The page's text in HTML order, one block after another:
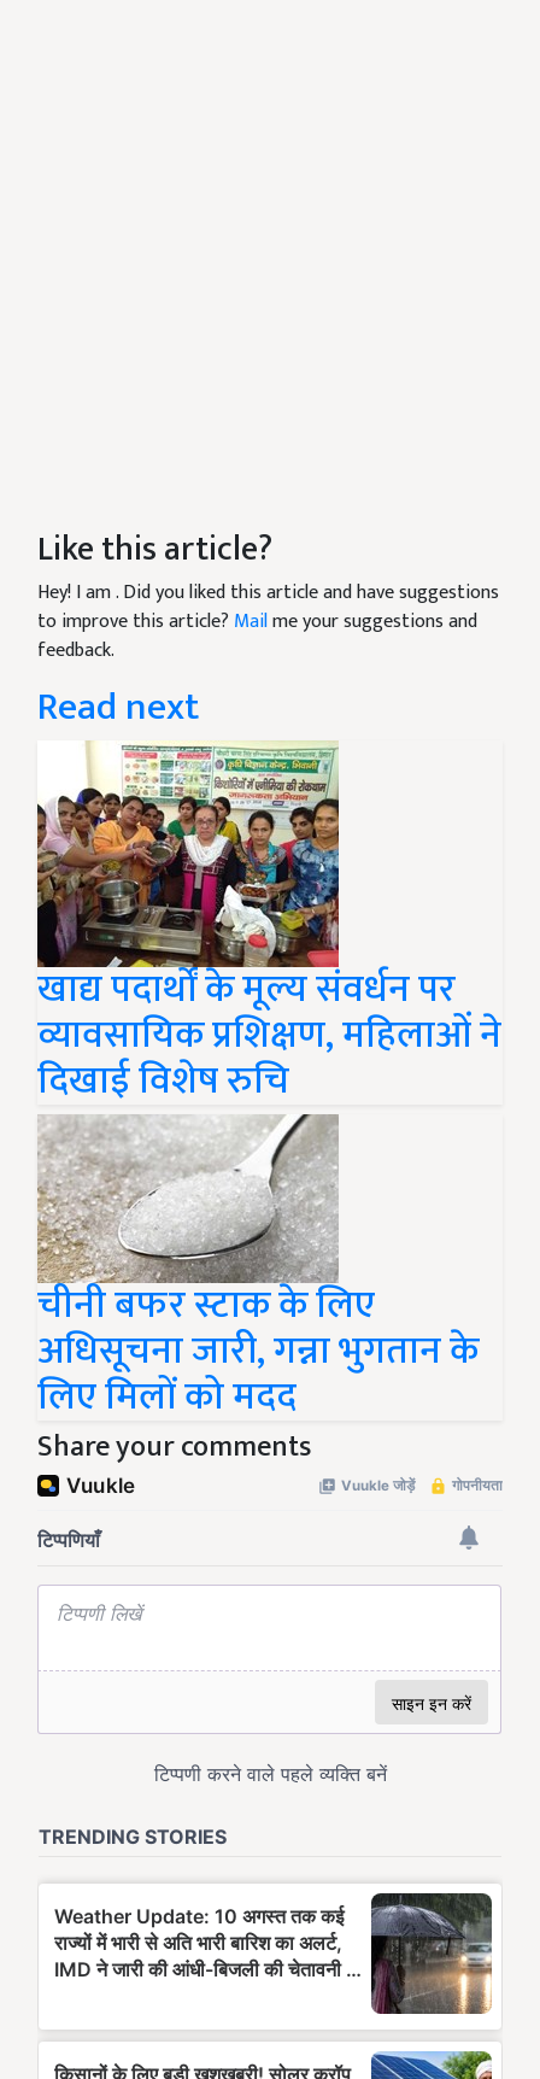
Like this article?
Hey! I am. Did you liked this article and have suggestions
to improve this article? Mailme your suggestions and
feedback.
Read next
खाद्य पदार्थों के मूल्य संवर्धन पर
व्यावसायिक प्रशिक्षण, महिलाओं ने
दिखाई विशेष रुचि
चीनी बफर स्टाक के लिए
अधिसूचना जारी, गन्ना भुगतान के
लिए मिलों को मदद
Share your comments